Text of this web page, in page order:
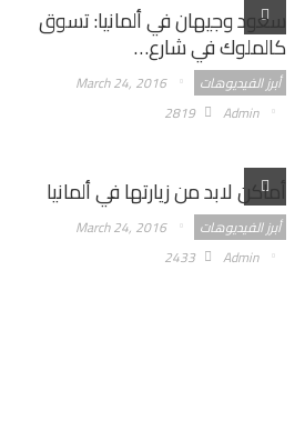
سعود وجيهان في ألمانيا: تسوق
كالملوك في شارع…
أبرز الفيديوهات
March 24, 2016
Admin
2819
أماكن لابد من زيارتها في ألمانيا
أبرز الفيديوهات
March 24, 2016
Admin
2433